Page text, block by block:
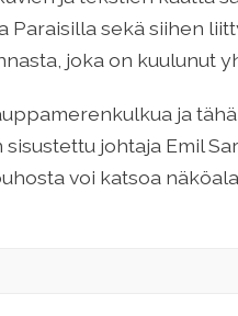
sekä siihen
joka on kuulunut
ja
johtaja Emil
voi katsoa